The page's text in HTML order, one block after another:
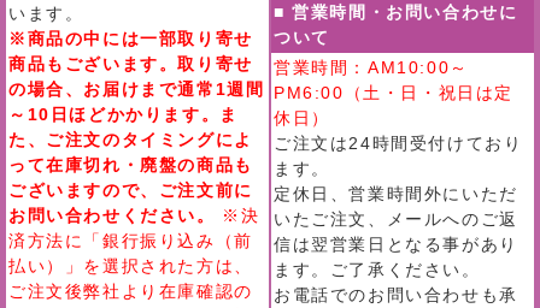
います。
※商品の中には一部取り寄せ
商品もございます。取り寄せ
の場合、お届けまで通常1週間
～10日ほどかかります。ま
た、ご注文のタイミングによ
って在庫切れ・廃盤の商品も
ございますので、ご注文前に
お問い合わせください。
※決
済方法に「銀行振り込み（前
払い）」を選択された方は、
ご注文後弊社より在庫確認の
■ 営業時間・お問い合わせに
ついて
営業時間：AM10:00～
PM6:00（土・日・祝日は定
休日）
ご注文は24時間受付けており
ます。
定休日、営業時間外にいただ
いたご注文、メールへのご返
信は翌営業日となる事があり
ます。ご了承ください。
お電話でのお問い合わせも承